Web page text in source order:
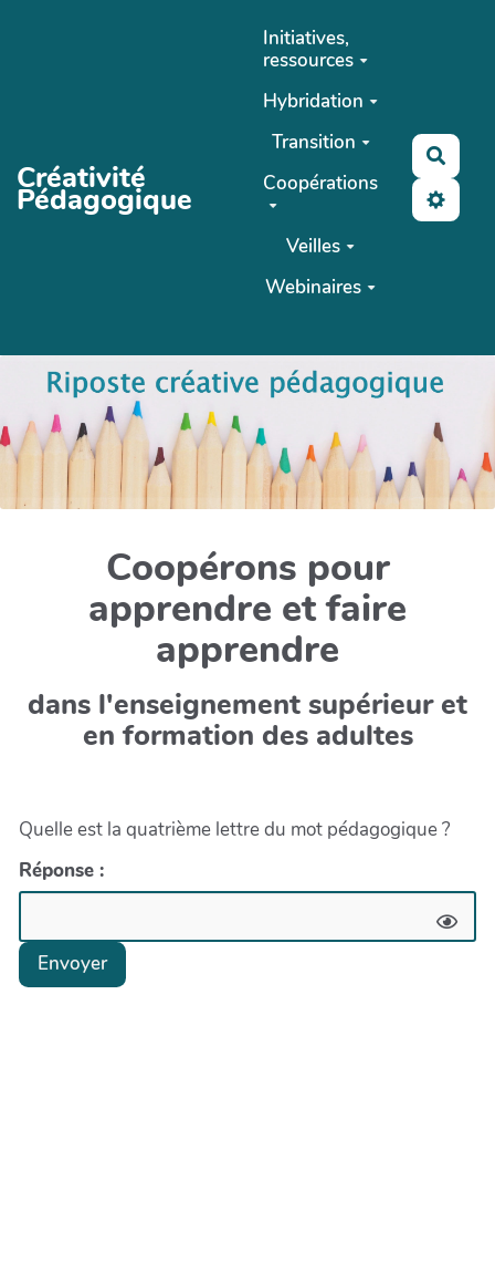
Créativité
Pédagogique
Initiatives,
ressources
Hybridation
Transition
Coopérations
Veilles
Webinaires
Coopérons pour
apprendre et faire
apprendre
dans l'enseignement supérieur et
en formation des adultes
Quelle est la quatrième lettre du mot pédagogique ?
Réponse :
Envoyer